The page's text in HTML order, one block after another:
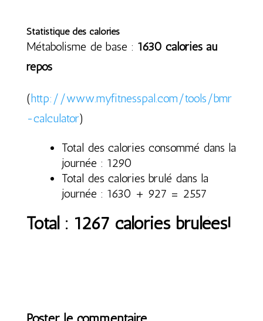
Statistique des calories
Métabolisme de base : 1630 calories au
repos
(http://www.myfitnesspal.com/tools/bmr
-calculator)
Total des calories consommé dans la
journée : 1290
Total des calories brulé dans la
journée : 1630 + 927 = 2557
Total : 1267 calories brulées!